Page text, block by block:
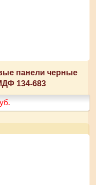
панели черные
134-683